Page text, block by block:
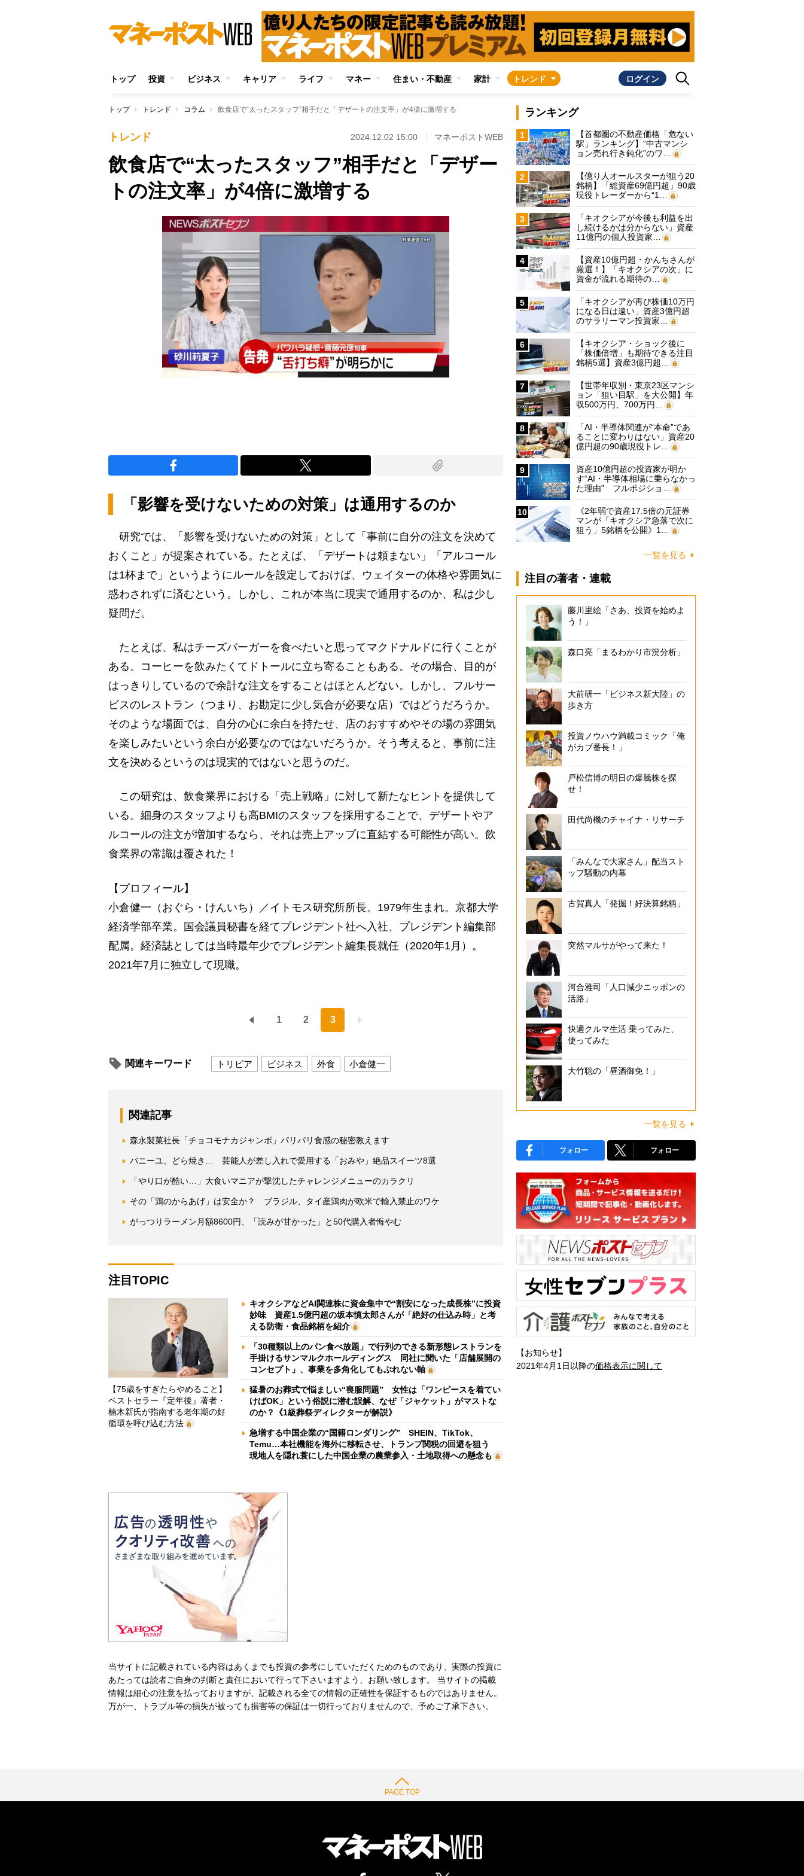
トップ 投資 ビジネス キャリア ライフ マネー 住まい・不動産 家計 トレンド ログイン
トップ トレンド コラム 飲食店で“太ったスタッフ”相手だと「デザートの注文率」が4倍に激増する
トレンド 2024.12.02 15:00 マネーポストWEB
飲食店で“太ったスタッフ”相手だと「デザー
トの注文率」が4倍に激増する
「影響を受けないための対策」は通用するのか
研究では、「影響を受けないための対策」として「事前に自分の注文を決めて
おくこと」が提案されている。たとえば、「デザートは頼まない」「アルコール
は1杯まで」というようにルールを設定しておけば、ウェイターの体格や雰囲気に
惑わされずに済むという。しかし、これが本当に現実で通用するのか、私は少し
疑問だ。
たとえば、私はチーズバーガーを食べたいと思ってマクドナルドに行くことが
ある。コーヒーを飲みたくてドトールに立ち寄ることもある。その場合、目的が
はっきりしているので余計な注文をすることはほとんどない。しかし、フルサー
ビスのレストラン（つまり、お勘定に少し気合が必要な店）ではどうだろうか。
そのような場面では、自分の心に余白を持たせ、店のおすすめやその場の雰囲気
を楽しみたいという余白が必要なのではないだろうか。そう考えると、事前に注
文を決めるというのは現実的ではないと思うのだ。
この研究は、飲食業界における「売上戦略」に対して新たなヒントを提供して
いる。細身のスタッフよりも高BMIのスタッフを採用することで、デザートやア
ルコールの注文が増加するなら、それは売上アップに直結する可能性が高い。飲
食業界の常識は覆された！
【プロフィール】
小倉健一（おぐら・けんいち）／イトモス研究所所長。1979年生まれ。京都大学
経済学部卒業。国会議員秘書を経てプレジデント社へ入社、プレジデント編集部
配属。経済誌としては当時最年少でプレジデント編集長就任（2020年1月）。
2021年7月に独立して現職。
1 2 3
関連キーワード トリビア ビジネス 外食 小倉健一
関連記事
森永製菓社長「チョコモナカジャンボ」パリパリ食感の秘密教えます
バニーユ、どら焼き… 芸能人が差し入れで愛用する「おみや」絶品スイーツ8選
「やり口が酷い…」大食いマニアが撃沈したチャレンジメニューのカラクリ
その「鶏のからあげ」は安全か？ ブラジル、タイ産鶏肉が欧米で輸入禁止のワケ
がっつりラーメン月額8600円、「読みが甘かった」と50代購入者悔やむ
注目TOPIC
【75歳をすぎたらやめること】
ベストセラー『定年後』著者・
楠木新氏が指南する老年期の好
循環を呼び込む方法
キオクシアなどAI関連株に資金集中で“割安になった成長株”に投資
妙味 資産1.5億円超の坂本慎太郎さんが「絶好の仕込み時」と考
える防衛・食品銘柄を紹介
「30種類以上のパン食べ放題」で行列のできる新形態レストランを
手掛けるサンマルクホールディングス 同社に聞いた「店舗展開の
コンセプト」、事業を多角化してもぶれない軸
猛暑のお葬式で悩ましい“喪服問題” 女性は「ワンピースを着てい
けばOK」という俗説に潜む誤解、なぜ「ジャケット」がマストな
のか？《1級葬祭ディレクターが解説》
急増する中国企業の“国籍ロンダリング” SHEIN、TikTok、
Temu…本社機能を海外に移転させ、トランプ関税の回避を狙う
現地人を隠れ蓑にした中国企業の農業参入・土地取得への懸念も
当サイトに記載されている内容はあくまでも投資の参考にしていただくためのものであり、実際の投資に
あたっては読者ご自身の判断と責任において行って下さいますよう、お願い致します。 当サイトの掲載
情報は細心の注意を払っておりますが、記載される全ての情報の正確性を保証するものではありません。
万が一、トラブル等の損失が被っても損害等の保証は一切行っておりませんので、予めご了承下さい。
ランキング
1
【首都圏の不動産価格「危ない
駅」ランキング】“中古マンシ
ョン売れ行き鈍化”のワ…
2
【億り人オールスターが狙う20
銘柄】「総資産69億円超」90歳
現役トレーダーから“1…
3
「キオクシアが今後も利益を出
し続けるかは分からない」資産
11億円の個人投資家…
4
【資産10億円超・かんちさんが
厳選！】「キオクシアの次」に
資金が流れる期待の…
5
「キオクシアが再び株価10万円
になる日は遠い」資産3億円超
のサラリーマン投資家…
6
【キオクシア・ショック後に
「株価倍増」も期待できる注目
銘柄5選】資産3億円超…
7
【世帯年収別・東京23区マンシ
ョン「狙い目駅」を大公開】年
収500万円、700万円…
8
「AI・半導体関連が“本命”であ
ることに変わりはない」資産20
億円超の90歳現役トレ…
9
資産10億円超の投資家が明か
す“AI・半導体相場に乗らなかっ
た理由” フルポジショ…
10
《2年弱で資産17.5倍の元証券
マンが「キオクシア急落で次に
狙う」5銘柄を公開》1…
一覧を見る
注目の著者・連載
藤川里絵「さあ、投資を始めよ
う！」
森口亮「まるわかり市況分析」
大前研一「ビジネス新大陸」の
歩き方
投資ノウハウ満載コミック「俺
がカブ番長！」
戸松信博の明日の爆騰株を探
せ！
田代尚機のチャイナ・リサーチ
「みんなで大家さん」配当スト
ップ騒動の内幕
古賀真人「発掘！好決算銘柄」
突然マルサがやって来た！
河合雅司「人口減少ニッポンの
活路」
快適クルマ生活 乗ってみた、
使ってみた
大竹聡の「昼酒御免！」
一覧を見る
フォロー フォロー
【お知らせ】
2021年4月1日以降の価格表示に関して
PAGE TOP